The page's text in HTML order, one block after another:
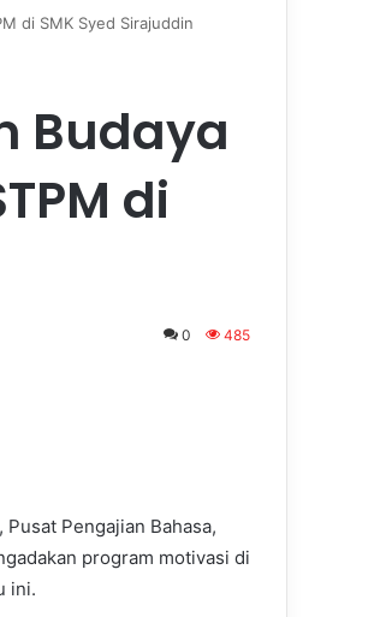
di SMK Syed Sirajuddin
Budaya
di
0 485
Pusat Pengajian Bahasa,
program motivasi di
ini.